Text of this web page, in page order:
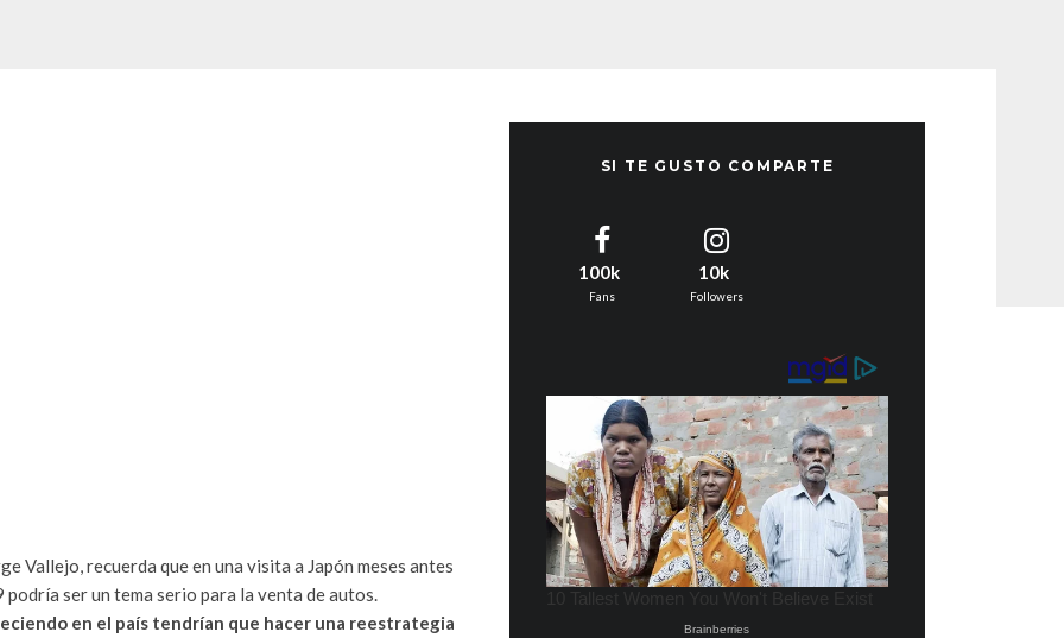
Vallejo, recuerda que en una visita a Japón meses antes
ser un tema serio para la venta de autos.
en el país tendrían que hacer una reestrategia
SI TE GUSTO COMPARTE
100k
Fans
10k
Followers